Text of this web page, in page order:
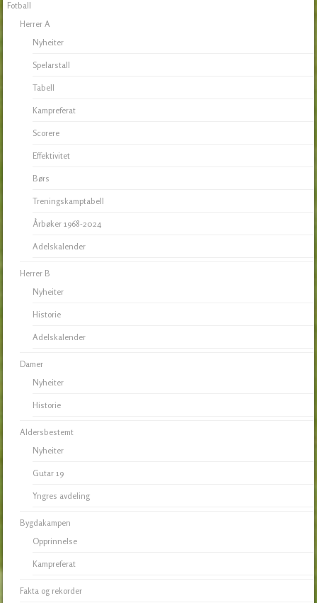
Fotball
Herrer A
Nyheiter
Spelarstall
Tabell
Kampreferat
Scorere
Effektivitet
Børs
Treningskamptabell
Årbøker 1968-2024
Adelskalender
Herrer B
Nyheiter
Historie
Adelskalender
Damer
Nyheiter
Historie
Aldersbestemt
Nyheiter
Gutar 19
Yngres avdeling
Bygdakampen
Opprinnelse
Kampreferat
Fakta og rekorder